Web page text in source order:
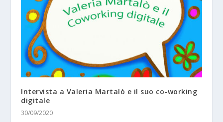
Intervista a Valeria Martalò e il suo co-working
digitale
30/09/2020